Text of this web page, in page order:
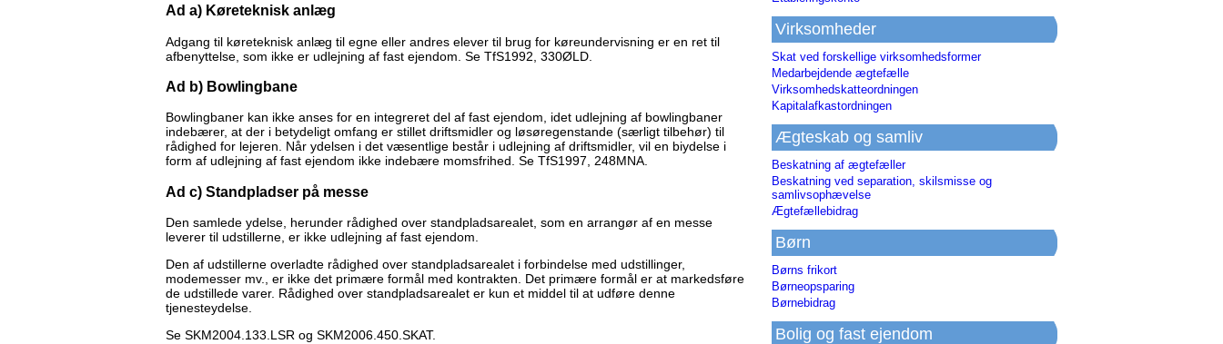
Ad a) Køreteknisk anlæg
Adgang til køreteknisk anlæg til egne eller andres elever til brug for køreundervisning er en ret til
afbenyttelse, som ikke er udlejning af fast ejendom. Se TfS1992, 330ØLD.
Ad b) Bowlingbane
Bowlingbaner kan ikke anses for en integreret del af fast ejendom, idet udlejning af bowlingbaner
indebærer, at der i betydeligt omfang er stillet driftsmidler og løsøregenstande (særligt tilbehør) til
rådighed for lejeren. Når ydelsen i det væsentlige består i udlejning af driftsmidler, vil en biydelse i
form af udlejning af fast ejendom ikke indebære momsfrihed. Se TfS1997, 248MNA.
Ad c) Standpladser på messe
Den samlede ydelse, herunder rådighed over standpladsarealet, som en arrangør af en messe
leverer til udstillerne, er ikke udlejning af fast ejendom.
Den af udstillerne overladte rådighed over standpladsarealet i forbindelse med udstillinger,
modemesser mv., er ikke det primære formål med kontrakten. Det primære formål er at markedsføre
de udstillede varer. Rådighed over standpladsarealet er kun et middel til at udføre denne
tjenesteydelse.
Se SKM2004.133.LSR og SKM2006.450.SKAT.
Virksomheder
Skat ved forskellige virksomhedsformer
Medarbejdende ægtefælle
Virksomhedskatteordningen
Kapitalafkastordningen
Ægteskab og samliv
Beskatning af ægtefæller
Beskatning ved separation, skilsmisse og
samlivsophævelse
Ægtefællebidrag
Børn
Børns frikort
Børneopsparing
Børnebidrag
Bolig og fast ejendom